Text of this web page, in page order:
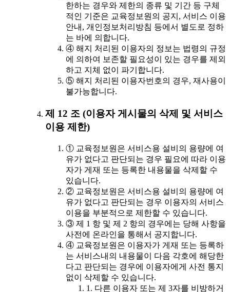
한하는 경우와 제한의 종류 및 기간 등 구체
적인 기준은 교육정보원의 공지, 서비스 이용
안내, 개인정보처리방침 등에서 별도로 정하
는 바에 의합니다.
④ 해지 처리된 이용자의 정보는 법령의 규정
에 의하여 보존할 필요성이 있는 경우를 제외
하고 지체 없이 파기합니다.
⑤ 해지 처리된 이용자번호의 경우, 재사용이
불가능합니다.
제 12 조 (이용자 게시물의 삭제 및 서비스
이용 제한)
① 교육정보원은 서비스용 설비의 용량에 여
유가 없다고 판단되는 경우 필요에 따라 이용
자가 게재 또는 등록한 내용물을 삭제할 수
있습니다.
② 교육정보원은 서비스용 설비의 용량에 여
유가 없다고 판단되는 경우 이용자의 서비스
이용을 부분적으로 제한할 수 있습니다.
③ 제 1 항 및 제 2 항의 경우에는 당해 사항을
사전에 온라인을 통해서 공지합니다.
④ 교육정보원은 이용자가 게재 또는 등록하
는 서비스내의 내용물이 다음 각호에 해당한
다고 판단되는 경우에 이용자에게 사전 통지
없이 삭제할 수 있습니다.
1. 다른 이용자 또는 제 3자를 비방하거